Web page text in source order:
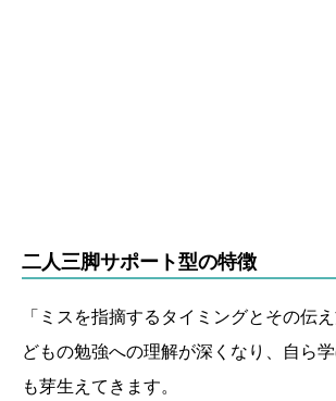
二人三脚サポート型の特徴
「ミスを指摘するタイミングとその伝
どもの勉強への理解が深くなり、自ら
も芽生えてきます。